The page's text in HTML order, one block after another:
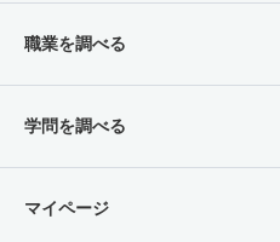
職業を調べる
学問を調べる
マイページ